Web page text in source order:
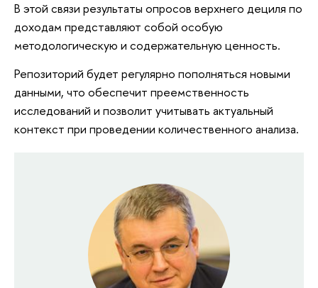
В этой связи результаты опросов верхнего дециля по
доходам представляют собой особую
методологическую и содержательную ценность.
Репозиторий будет регулярно пополняться новыми
данными, что обеспечит преемственность
исследований и позволит учитывать актуальный
контекст при проведении количественного анализа.